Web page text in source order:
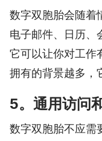
数字双胞胎会随着
电子邮件、日历、
它可以让你对工作
拥有的背景越多，
5。通用访问
数字双胞胎不应需